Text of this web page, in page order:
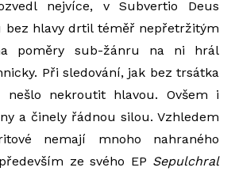
nejvíce, v Subvertio Deus
bez hlavy drtil téměř nepřetržitým
poměry sub-žánru na ni hrál
Při sledování, jak bez trsátka
nešlo nekroutit hlavou. Ovšem i
a činely řádnou silou. Vzhledem
nemají mnoho nahraného
ze svého EP Sepulchral